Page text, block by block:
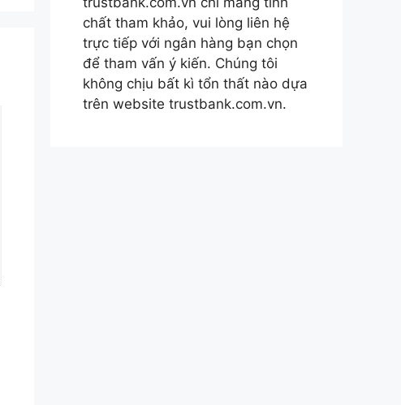
chất tham khảo, vui lòng liên hệ
trực tiếp với ngân hàng bạn chọn
để tham vấn ý kiến. Chúng tôi
không chịu bất kì tổn thất nào dựa
trên website trustbank.com.vn.